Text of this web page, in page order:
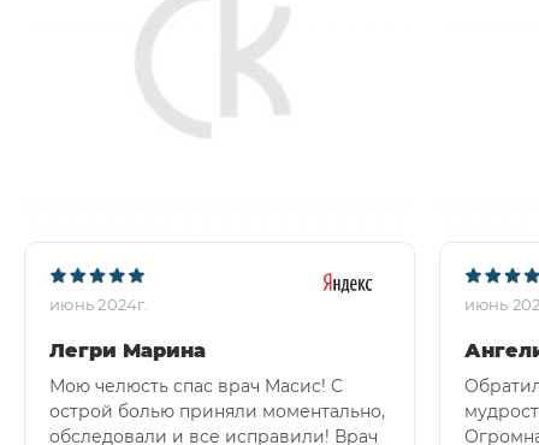
июнь 2024г.
Легри Марина
Мою челюсть спас врач Масис! С
острой болью приняли моментально,
обследовали и все исправили! Врач
июнь